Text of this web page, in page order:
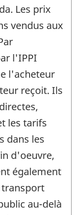
Les prix
vendus aux
l'IPPI
l'acheteur
reçoit. Ils
les tarifs
dans les
d'oeuvre,
également
transport
au-delà